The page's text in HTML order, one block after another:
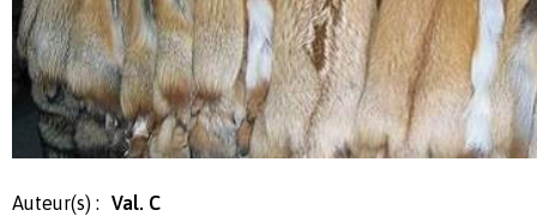
Auteur(s) :
Val. C